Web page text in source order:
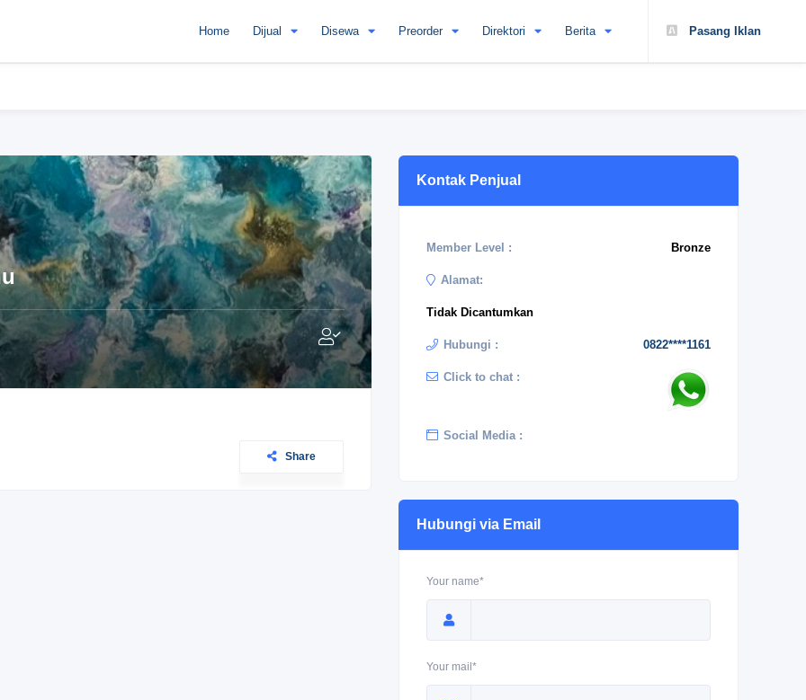
Pasang Iklan
Home Dijual Disewa Preorder Direktori Berita
Share
Kontak Penjual
Member Level : Bronze
Alamat:
Tidak Dicantumkan
Hubungi : 0822****1161
Click to chat :
Social Media :
Hubungi via Email
Your name*
Your mail*